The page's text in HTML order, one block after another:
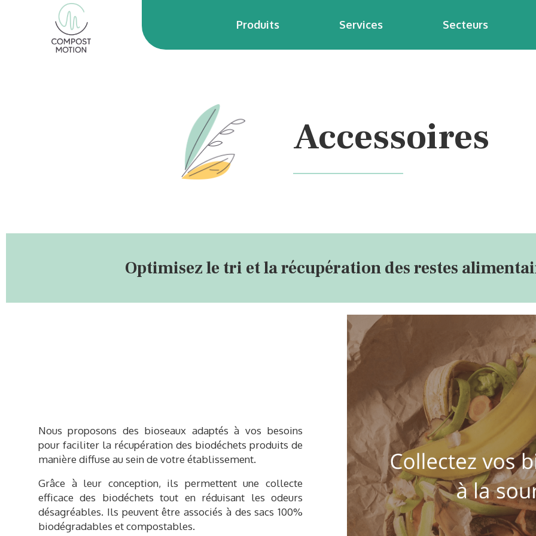
Produits Services Secteurs
Accessoires
Optimisez le tri et la récupération des restes
Nous proposons des bioseaux adaptés à vos besoins
pour faciliter la récupération des biodéchets produits de
manière diffuse au sein de votre établissement.
Grâce à leur conception, ils permettent une collecte
efficace des biodéchets tout en réduisant les odeurs
désagréables. Ils peuvent être associés à des sacs 100%
biodégradables et compostables.